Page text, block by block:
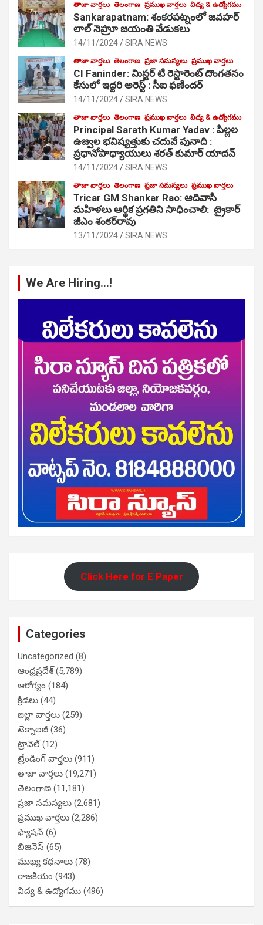
తాజా వార్తలు తెలంగాణ ప్రముఖ వార్తలు విద్య & ఉద్యోగము
Sankarapatnam: శంకరపట్నంలో జవహర్
లాల్ నెహ్రూ జయంతి వేడుకలు
14/11/2024 SIRA NEWS
తాజా వార్తలు తెలంగాణ ప్రజా సమస్యలు ప్రముఖ వార్తలు
CI Faninder: మిస్టర్ టి రెస్టారెంట్ దొంగతనం
కేసులో ఇద్దరి అరెస్ట్ : సీఐ ఫణిందర్
14/11/2024 SIRA NEWS
తాజా వార్తలు తెలంగాణ ప్రముఖ వార్తలు విద్య & ఉద్యోగము
Principal Sarath Kumar Yadav : పిల్లల
ఉజ్వల భవిష్యత్తుకు చదువే పునాది :
ప్రధానోపాధ్యాయులు శరత్ కుమార్ యాదవ్
14/11/2024 SIRA NEWS
తాజా వార్తలు తెలంగాణ ప్రజా సమస్యలు ప్రముఖ వార్తలు
Tricar GM Shankar Rao: ఆదివాసీ
మహిళలు ఆర్థిక ప్రగతిని సాధించాలి: ట్రైకార్
జీఎం శంకర్‌రావు
13/11/2024 SIRA NEWS
We Are Hiring…!
Click Here for E Paper
Categories
Uncategorized (8)
ఆంధ్రప్రదేశ్(5,789)
ఆరోగ్యం (184)
క్రీడలు (44)
జిల్లా వార్తలు (259)
టెక్నాలజీ (36)
ట్రావెల్(12)
ట్రేండింగ్ వార్తలు (911)
తాజా వార్తలు (19,271)
తెలంగాణ (11,181)
ప్రజా సమస్యలు (2,681)
ప్రముఖ వార్తలు (2,286)
ఫ్యాషన్ (6)
బిజినెస్ (65)
ముఖ్య కథనాలు (78)
రాజకీయం (943)
విద్య & ఉద్యోగము (496)